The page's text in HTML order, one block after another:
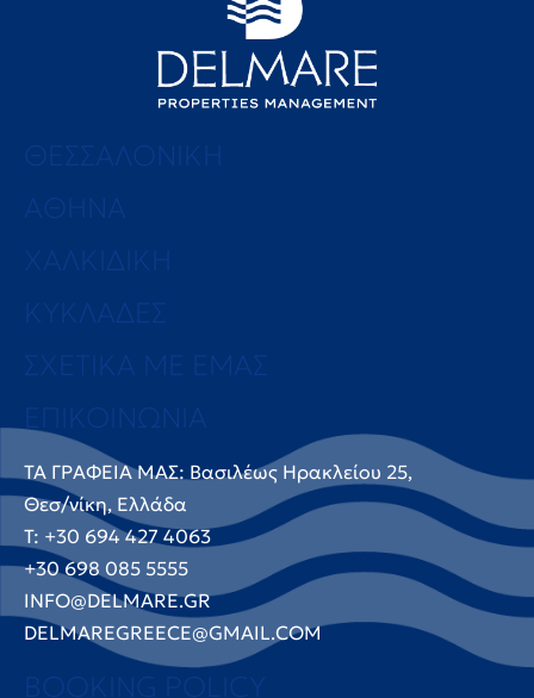
ΘΕΣΣΑΛΟΝΙΚΗ
ΑΘΗΝΑ
ΧΑΛΚΙΔΙΚΗ
ΚΥΚΛΑΔΕΣ
ΣΧΕΤΙΚΑ ΜΕ ΕΜΑΣ
ΕΠΙΚΟΙΝΩΝΙΑ
ΤΑ ΓΡΑΦΕΙΑ ΜΑΣ: Βασιλέως Ηρακλείου 25,
Θεσ/νίκη, Ελλάδα
T: +30 694 427 4063
+30 698 085 5555
INFO@DELMARE.GR
DELMAREGREECE@GMAIL.COM
BOOKING POLICY